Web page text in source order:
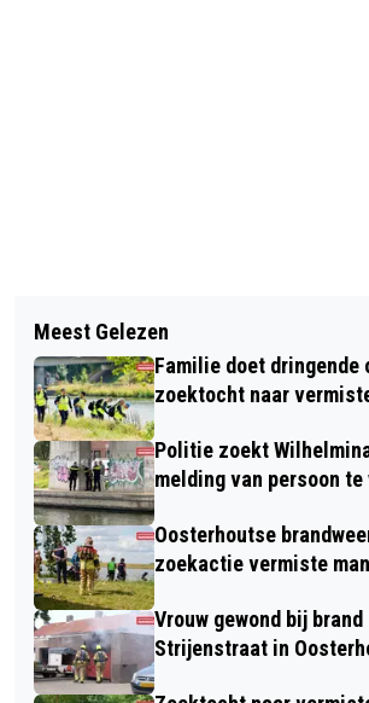
CONTROLES IN
ILLEGAAL VUURWERK EN
EXPLOSIEVEN
NARRATIEF: "SNEEUWBAL
GANNULEERD"
Meest Gelezen
Familie doet dringende
zoektocht naar
Politie zoekt
melding van persoon te
Oosterhoutse
zoekactie vermiste
Vrouw gewond bij
Strijenstraat in